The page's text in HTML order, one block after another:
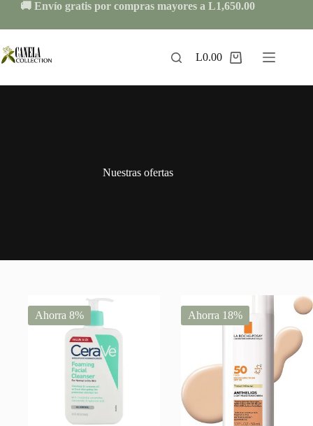
content
🚚 Envío gratis por compras mayores a L1,650.00
Shopping
L0.00
Nuestras ofertas
Ahorra 8% Ahorra 18%